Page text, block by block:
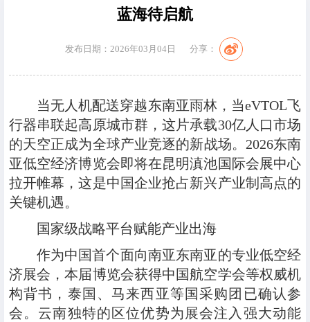
蓝海待启航
发布日期：2026年03月04日 分享：
当无人机配送穿越东南亚雨林，当eVTOL飞
行器串联起高原城市群，这片承载30亿人口市场
的天空正成为全球产业竞逐的新战场。2026东南
亚低空经济博览会即将在昆明滇池国际会展中心
拉开帷幕，这是中国企业抢占新兴产业制高点的
关键机遇。
国家级战略平台赋能产业出海
作为中国首个面向南亚东南亚的专业低空经
济展会，本届博览会获得中国航空学会等权威机
构背书，泰国、马来西亚等国采购团已确认参
会。云南独特的区位优势为展会注入强大动能